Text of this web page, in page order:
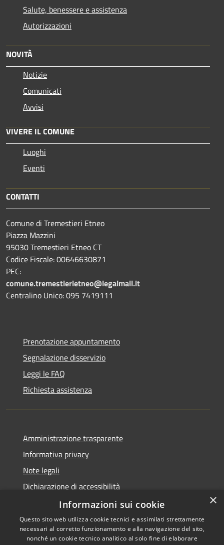
Salute, benessere e assistenza
Autorizzazioni
NOVITÀ
Notizie
Comunicati
Avvisi
VIVERE IL COMUNE
Luoghi
Eventi
CONTATTI
Comune di Tremestieri Etneo
Piazza Mazzini
95030 Tremestieri Etneo CT
Codice Fiscale: 00646630871
PEC:
comune.tremestierietneo@legalmail.it
Centralino Unico: 095 7419111
Prenotazione appuntamento
Segnalazione disservizio
Leggi le FAQ
Richiesta assistenza
Amministrazione trasparente
Informativa privacy
Note legali
Dichiarazione di accessibilità
Sito istituzionale precedente
×
Informazioni sui cookie
Questo sito web utilizza cookie tecnici e assimilati strettamente
necessari al corretto funzionamento e alla navigazione del sito,
nonché un cookie tecnico analitico al solo fine di elaborare